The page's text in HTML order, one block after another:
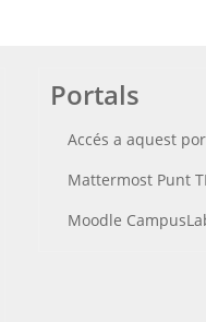
Portals
Accés a aquest
Mattermost Punt
Moodle